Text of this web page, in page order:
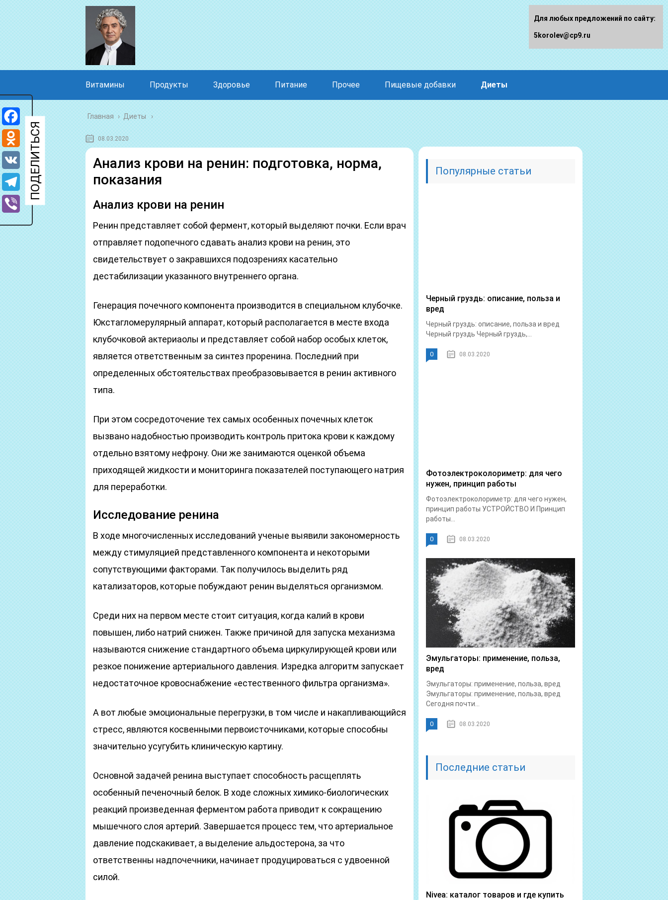
Витамины Продукты Здоровье Питание Прочее Пищевые добавки Диеты
Главная › Диеты
08.03.2020
Анализ крови на ренин: подготовка, норма,
показания
Анализ крови на ренин
Ренин представляет собой фермент, который выделяют почки. Если врач
отправляет подопечного сдавать анализ крови на ренин, это
свидетельствует о закравшихся подозрениях касательно
дестабилизации указанного внутреннего органа.
Генерация почечного компонента производится в специальном клубочке.
Юкстагломерулярный аппарат, который располагается в месте входа
клубочковой актериаолы и представляет собой набор особых клеток,
является ответственным за синтез проренина. Последний при
определенных обстоятельствах преобразовывается в ренин активного
типа.
При этом сосредоточение тех самых особенных почечных клеток
вызвано надобностью производить контроль притока крови к каждому
отдельно взятому нефрону. Они же занимаются оценкой объема
приходящей жидкости и мониторинга показателей поступающего натрия
для переработки.
Исследование ренина
В ходе многочисленных исследований ученые выявили закономерность
между стимуляцией представленного компонента и некоторыми
сопутствующими факторами. Так получилось выделить ряд
катализаторов, которые побуждают ренин выделяться организмом.
Среди них на первом месте стоит ситуация, когда калий в крови
повышен, либо натрий снижен. Также причиной для запуска механизма
называются снижение стандартного объема циркулирующей крови или
резкое понижение артериального давления. Изредка алгоритм запускает
недостаточное кровоснабжение «естественного фильтра организма».
А вот любые эмоциональные перегрузки, в том числе и накапливающийся
стресс, являются косвенными первоисточниками, которые способны
значительно усугубить клиническую картину.
Основной задачей ренина выступает способность расщеплять
особенный печеночный белок. В ходе сложных химико-биологических
реакций произведенная ферментом работа приводит к сокращению
мышечного слоя артерий. Завершается процесс тем, что артериальное
давление подскакивает, а выделение альдостерона, за что
ответственны надпочечники, начинает продуцироваться с удвоенной
силой.
Популярные статьи
Черный груздь: описание, польза и
вред
Черный груздь: описание, польза и вред
Черный груздь Черный груздь,...
0 08.03.2020
Фотоэлектроколориметр: для чего
нужен, принцип работы
Фотоэлектроколориметр: для чего нужен,
принцип работы УСТРОЙСТВО И Принцип
работы...
0 08.03.2020
Эмульгаторы: применение, польза,
вред
Эмульгаторы: применение, польза, вред
Эмульгаторы: применение, польза, вред
Сегодня почти...
0 08.03.2020
Последние статьи
Nivea: каталог товаров и где купить
Facebook
Odnoklassniki
VK
Telegram
Viber
Для любых предложений по сайту:
5korolev@cp9.ru